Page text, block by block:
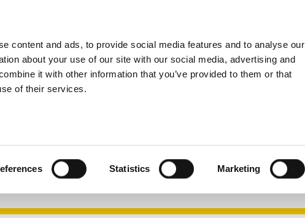
content and ads, to provide social media features and to analyse our
about your use of our site with our social media, advertising and
it with other information that you’ve provided to them or that
of their services.
Statistics Marketing
技